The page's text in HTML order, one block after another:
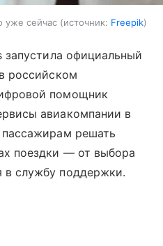
уже сейчас источник: Freepik
запустила официальный
российском
помощник
авиакомпании в
решать
поездки — от выбора
службу поддержки.